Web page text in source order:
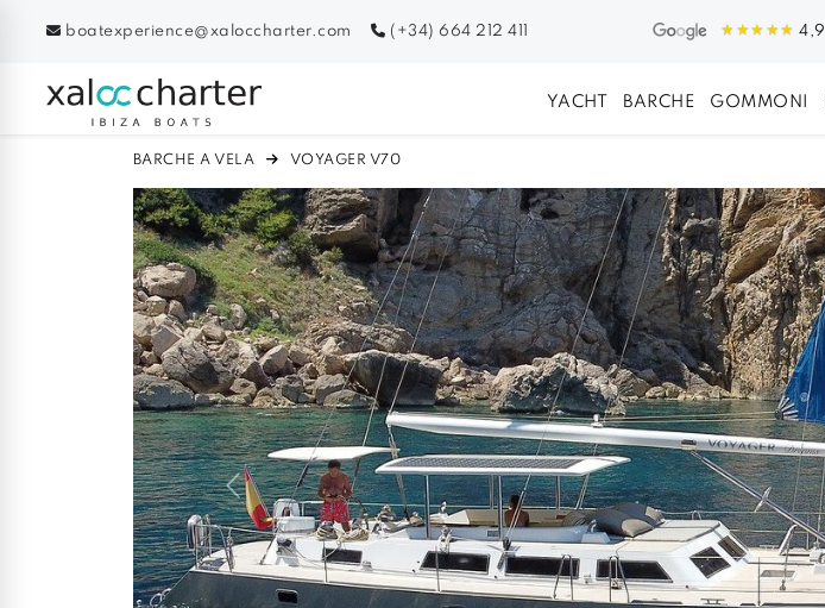
boatexperience@xaloccharter.com (+34) 664 212 411 4,9
YACHT BARCHE GOMMONI
BARCHE A VELA VOYAGER V70
Previous